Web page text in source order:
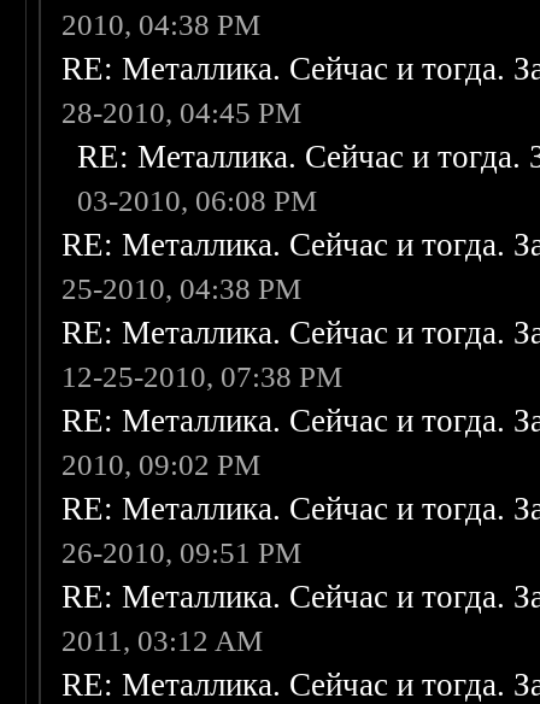
2010, 04:38 PM
RE: Металлика. Сейчас и тогда.
28-2010, 04:45 PM
RE: Металлика. Сейчас и
03-2010, 06:08 PM
RE: Металлика. Сейчас и тогда.
25-2010, 04:38 PM
RE: Металлика. Сейчас и тогда.
12-25-2010, 07:38 PM
RE: Металлика. Сейчас и тогда.
2010, 09:02 PM
RE: Металлика. Сейчас и тогда.
26-2010, 09:51 PM
RE: Металлика. Сейчас и тогда.
2011, 03:12 AM
RE: Металлика. Сейчас и тогда.